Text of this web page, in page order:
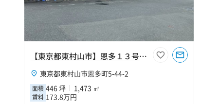
【東京都東村山市】恩多１３号倉庫
東京都東村山市恩多町5-44-2
面積 446 坪 1,473 ㎡
賃料 173.8万円